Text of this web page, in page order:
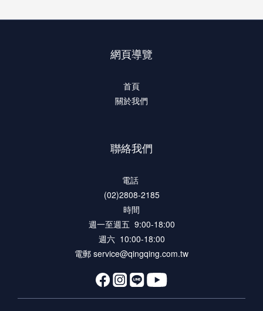
網頁導覽
首頁
關於我們
聯絡我們
電話
(02)2808-2185
時間
週一至週五 9:00-18:00
週六 10:00-18:00
電郵 service@qingqing.com.tw